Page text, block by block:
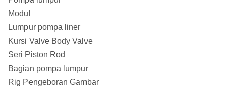
Modul
Lumpur pompa liner
Kursi Valve Body Valve
Seri Piston Rod
Bagian pompa lumpur
Rig Pengeboran Gambar